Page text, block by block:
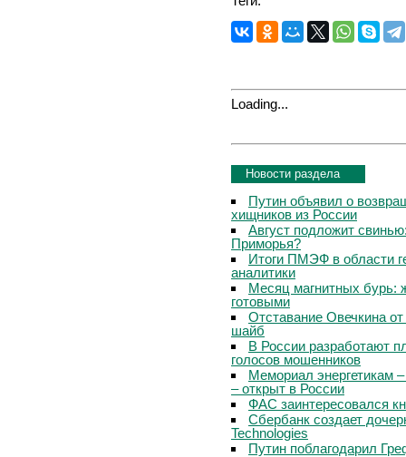
Loading...
Новости раздела
Путин объявил о
хищников из России
Август подложит
Приморья?
Итоги ПМЭФ в области
аналитики
Месяц магнитных бурь:
готовыми
Отставание Овечкина
шайб
В России разработают
голосов мошенников
Мемориал энергетикам
– открыт в России
ФАС заинтересовался
Сбербанк создает
Technologies
Путин поблагодарил